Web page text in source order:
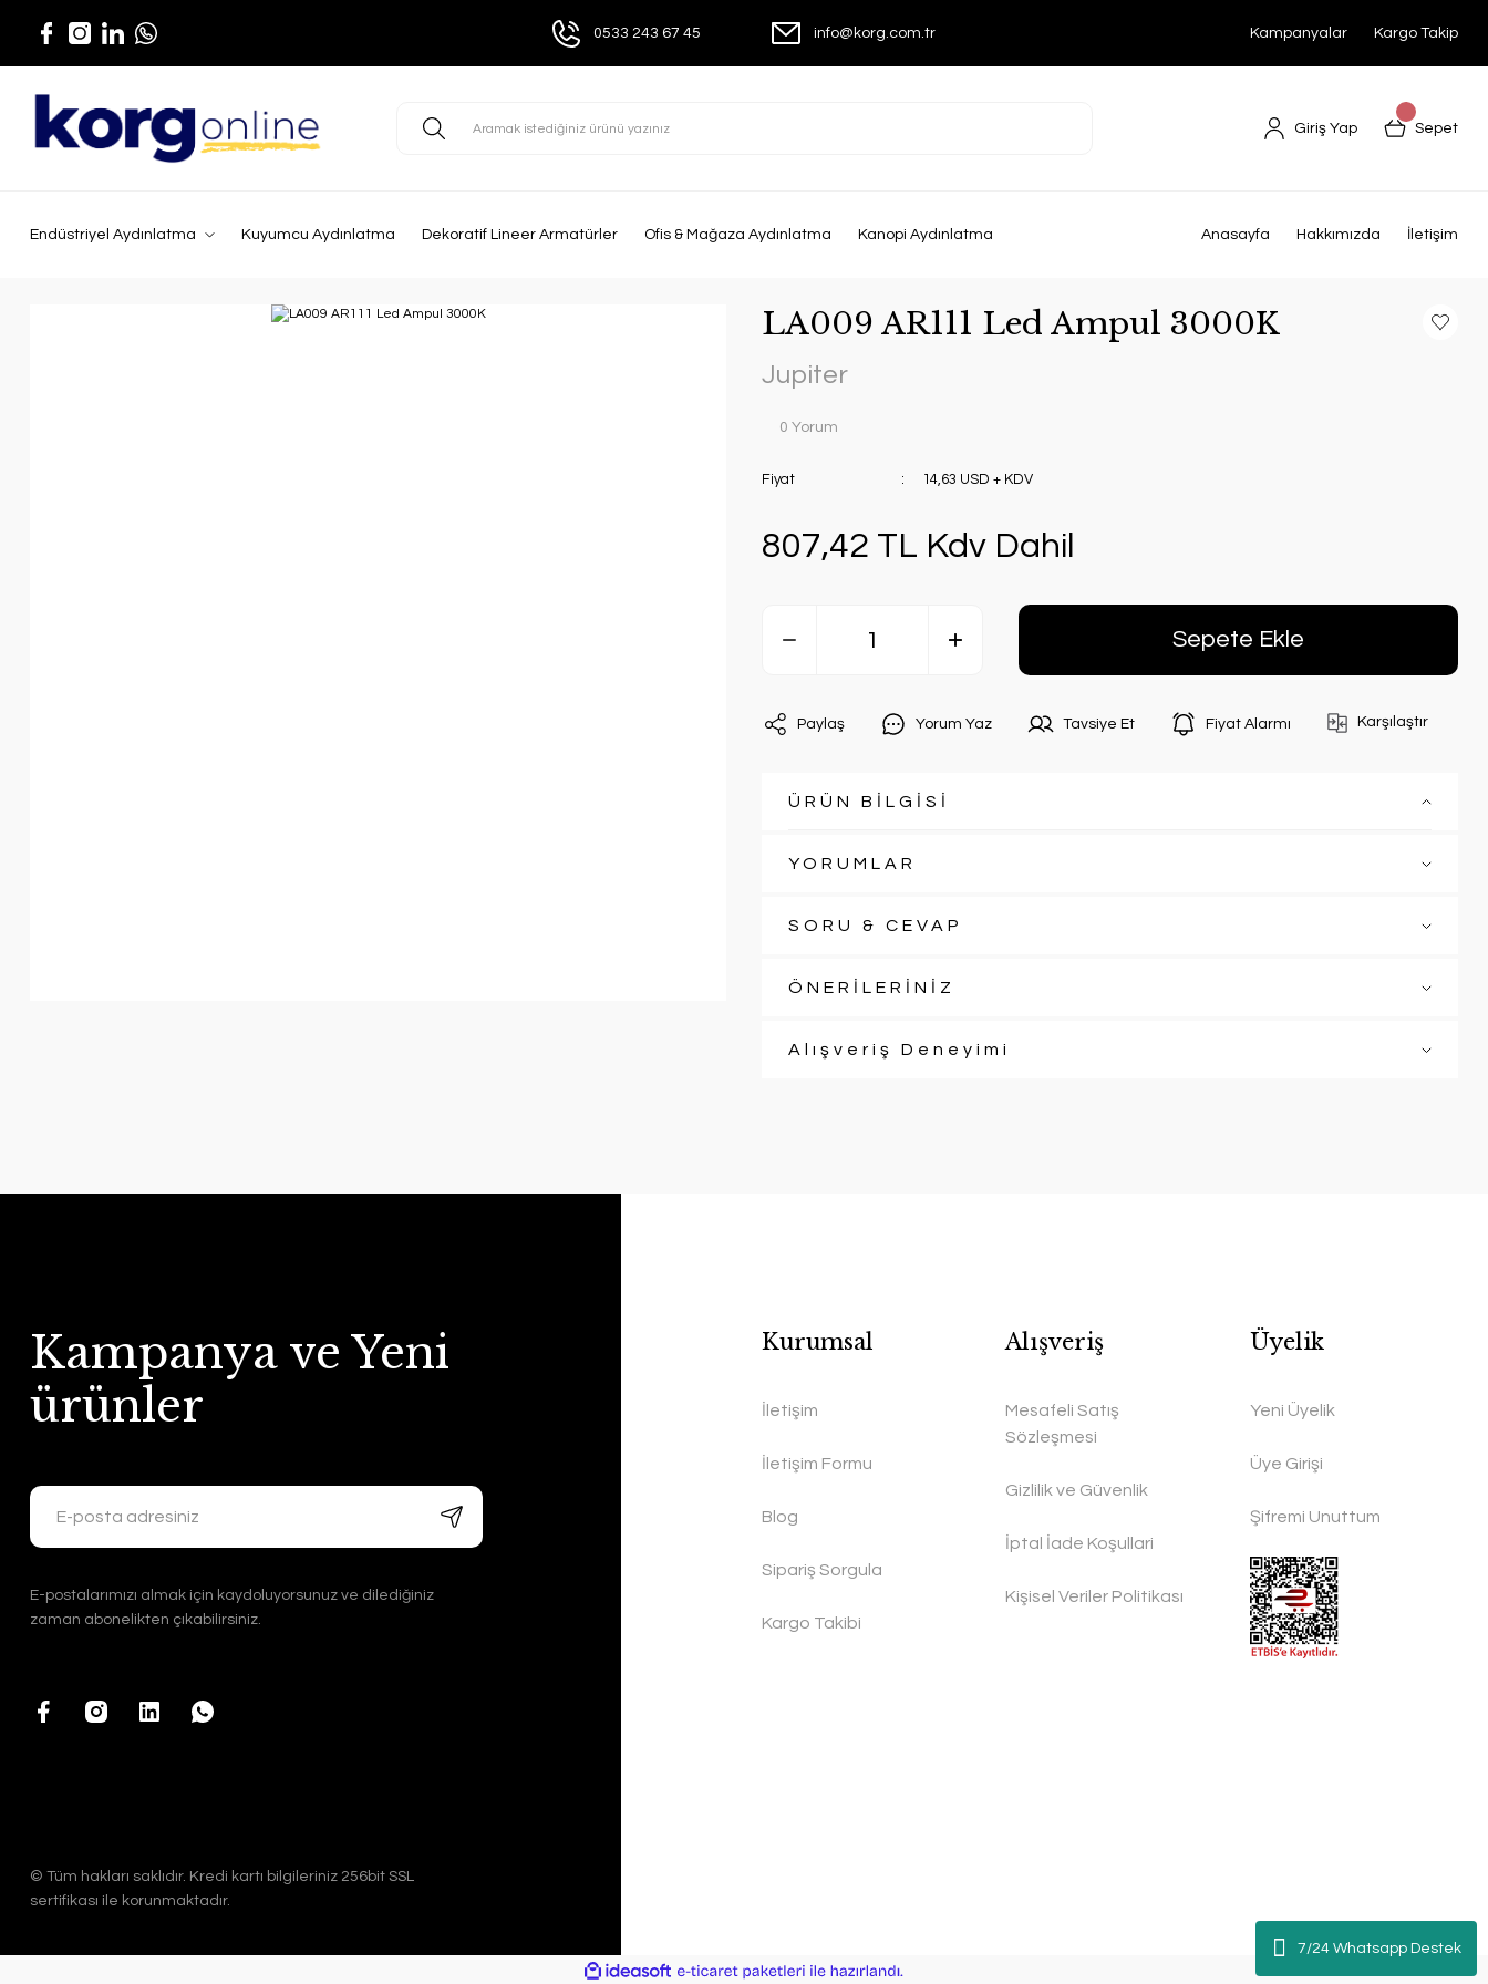
7/24 Whatsapp Destek
0533 243 67 45 info@korg.com.tr Kampanyalar Kargo Takip
Giriş Yap Sepet
Endüstriyel Aydınlatma Kuyumcu Aydınlatma Dekoratif Lineer Armatürler Ofis & Mağaza Aydınlatma Kanopi Aydınlatma Anasayfa Hakkımızda İletişim
LA009 AR111 Led Ampul 3000K
Jupiter
0 Yorum
Fiyat 14,63 USD + KDV
807,42 TL Kdv Dahil
Sepete Ekle
Paylaş Yorum Yaz Tavsiye Et Fiyat Alarmı Karşılaştır
ÜRÜN BİLGİSİ
YORUMLAR
SORU & CEVAP
ÖNERİLERİNİZ
Alışveriş Deneyimi
Kampanya ve Yeni
ürünler
E-postalarımızı almak için kaydoluyorsunuz ve dilediğiniz
zaman abonelikten çıkabilirsiniz.
Kurumsal
İletişim
İletişim Formu
Blog
Sipariş Sorgula
Kargo Takibi
Alışveriş
Mesafeli Satış
Sözleşmesi
Gizlilik ve Güvenlik
İptal İade Koşullari
Kişisel Veriler Politikası
Üyelik
Yeni Üyelik
Üye Girişi
Şifremi Unuttum
© Tüm hakları saklıdır. Kredi kartı bilgileriniz 256bit SSL
sertifikası ile korunmaktadır.
ideasoft
e-